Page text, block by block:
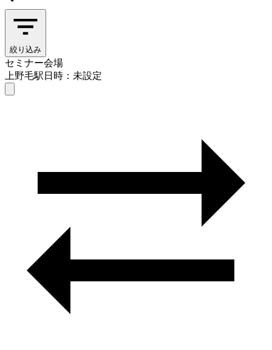
絞り込み
セミナー会場
上野毛駅日時：未設定